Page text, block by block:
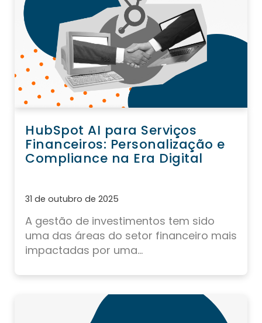
HubSpot AI para Serviços
Financeiros: Personalização e
Compliance na Era Digital
31 de outubro de 2025
A gestão de investimentos tem sido
uma das áreas do setor financeiro mais
impactadas por uma...